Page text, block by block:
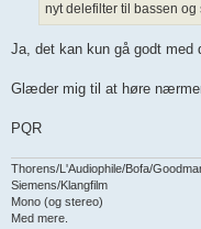
nyt delefilter til bassen
Ja, det kan kun gå godt med
Glæder mig til at høre
PQR
Thorens/L'Audiophile/Bofa/
Siemens/Klangfilm
Mono (og stereo)
Med mere.